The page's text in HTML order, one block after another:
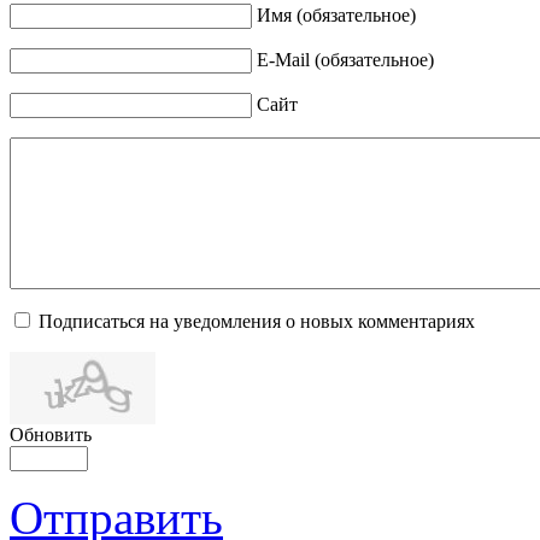
Имя (обязательное)
E-Mail (обязательное)
Сайт
Подписаться на уведомления о новых комментариях
Обновить
Отправить